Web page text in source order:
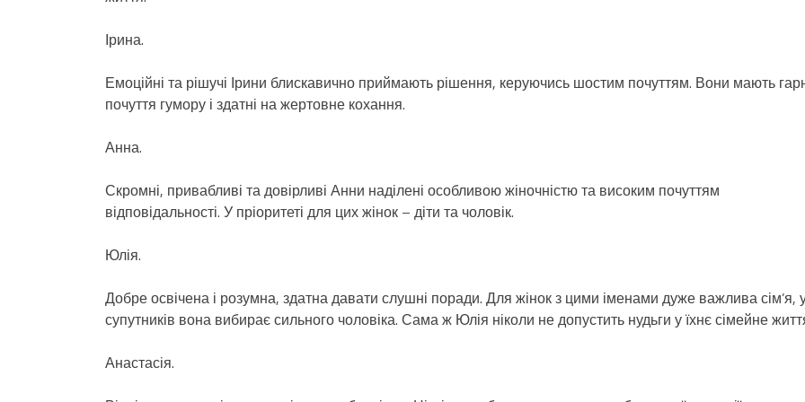
Ірина.
Емоційні та рішучі Ірини блискавично приймають рішення, керуючись шостим почуттям. Вони мають
почуття гумору і здатні на жертовне кохання.
Анна.
Скромні, привабливі та довірливі Анни наділені особливою жіночністю та високим почуттям
відповідальності. У пріоритеті для цих жінок – діти та чоловік.
Юлія.
Добре освічена і розумна, здатна давати слушні поради. Для жінок з цими іменами дуже важлива сім’я,
супутників вона вибирає сильного чоловіка. Сама ж Юлія ніколи не допустить нудьги у їхнє сімейне
Анастасія.